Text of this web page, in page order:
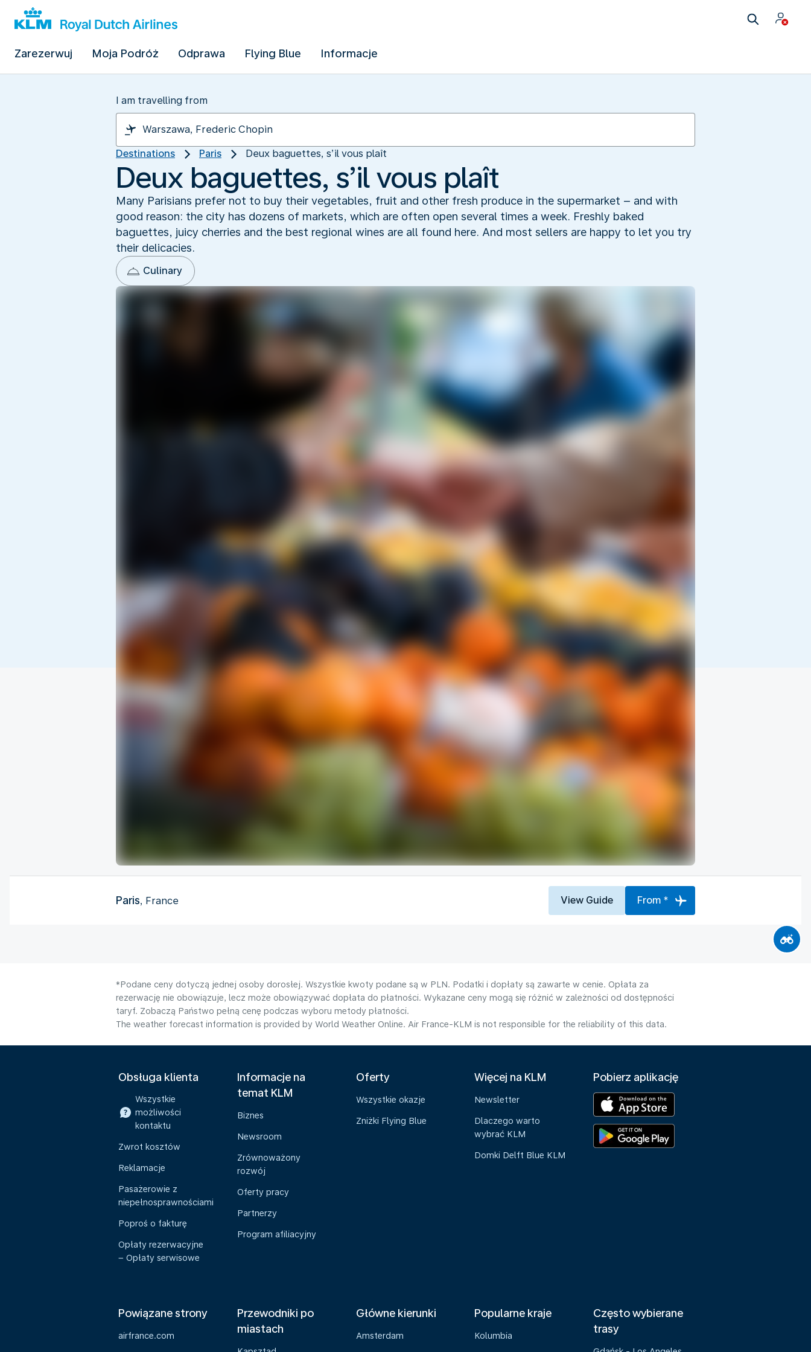
Zarezerwuj Moja Podróż Odprawa Flying Blue Informacje
I am travelling from
Destinations Paris Deux baguettes, s’il vous plaît
Deux baguettes, s’il vous plaît
Many Parisians prefer not to buy their vegetables, fruit and other fresh produce in the supermarket – and with
good reason: the city has dozens of markets, which are often open several times a week. Freshly baked
baguettes, juicy cherries and the best regional wines are all found here. And most sellers are happy to let you try
their delicacies.
Culinary
Paris, France View Guide From *
*Podane ceny dotyczą jednej osoby dorosłej. Wszystkie kwoty podane są w PLN. Podatki i dopłaty są zawarte w cenie. Opłata za
rezerwację nie obowiązuje, lecz może obowiązywać dopłata do płatności. Wykazane ceny mogą się różnić w zależności od dostępności
taryf. Zobaczą Państwo pełną cenę podczas wyboru metody płatności.
The weather forecast information is provided by World Weather Online. Air France-KLM is not responsible for the reliability of this data.
Obsługa klienta
Wszystkie
możliwości
kontaktu
Zwrot kosztów
Reklamacje
Pasażerowie z
niepełnosprawnościami
Poproś o fakturę
Opłaty rezerwacyjne
– Opłaty serwisowe
Informacje na
temat KLM
Biznes
Newsroom
Zrównoważony
rozwój
Oferty pracy
Partnerzy
Program afiliacyjny
Oferty
Wszystkie okazje
Zniżki Flying Blue
Więcej na KLM
Newsletter
Dlaczego warto
wybrać KLM
Domki Delft Blue KLM
Pobierz aplikację
Powiązane strony
airfrance.com
Przewodniki po
miastach
Główne kierunki
Amsterdam
Popularne kraje
Kolumbia
Często wybierane
trasy